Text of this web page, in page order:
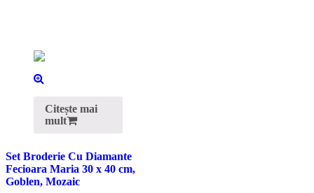
Citește mai
mult
Set Broderie Cu Diamante
Fecioara Maria 30 x 40 cm,
Goblen, Mozaic